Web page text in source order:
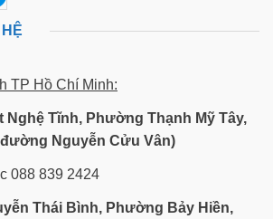
TP Hồ Chí Minh:
Nghệ Tĩnh, Phường Thạnh Mỹ Tây,
Nguyễn Cửu Vân)
088 839 2424
Thái Bình, Phường Bảy Hiền,